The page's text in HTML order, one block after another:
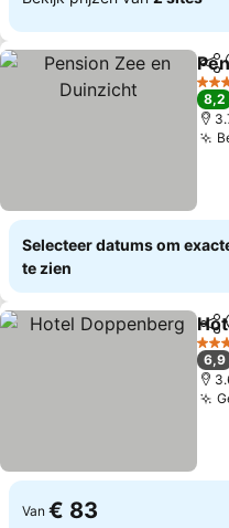
4
8,2
Selecteer datums om
te zien
3
6,9
Van € 83